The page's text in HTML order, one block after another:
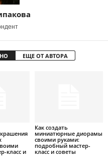
ЕЩЕ ОТ АВТОРА
класс и
Как создать
миниатюрные диорамы
своими руками:
подробный мастер-
класс и советы